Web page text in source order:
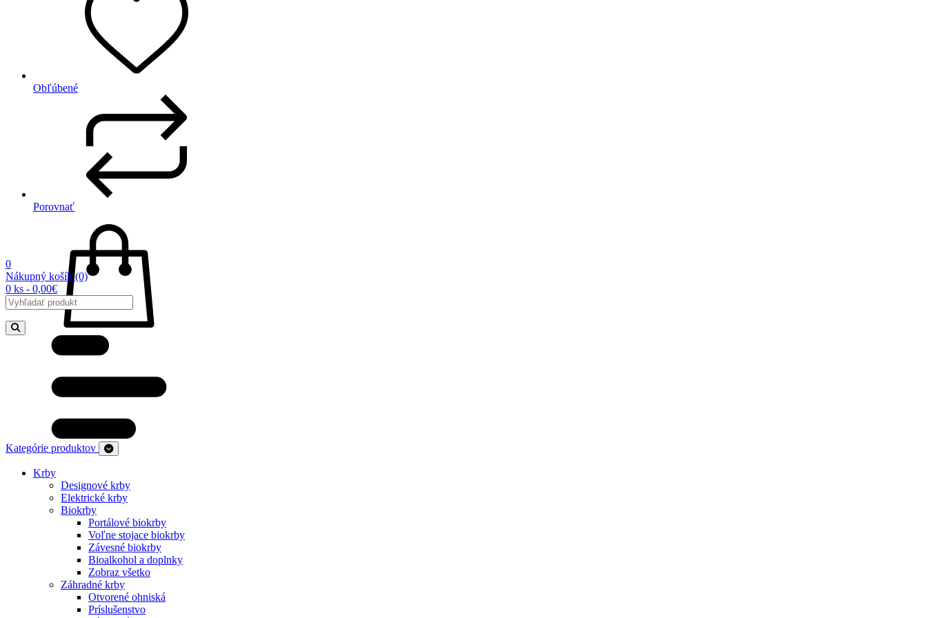
Obľúbené
Porovnať
0
Nákupný košík(0)
0 ks - 0,00€
Kategórie produktov
Krby
Designové krby
Elektrické krby
Biokrby
Portálové biokrby
Voľne stojace biokrby
Závesné biokrby
Bioalkohol a doplnky
Zobraz všetko
Záhradné krby
Otvorené ohniská
Príslušenstvo